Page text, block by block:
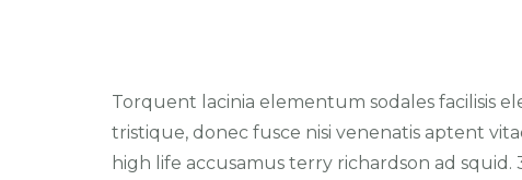
Torquent lacinia elementum sodales facilisis
tristique, donec fusce nisi venenatis aptent
high life accusamus terry richardson ad